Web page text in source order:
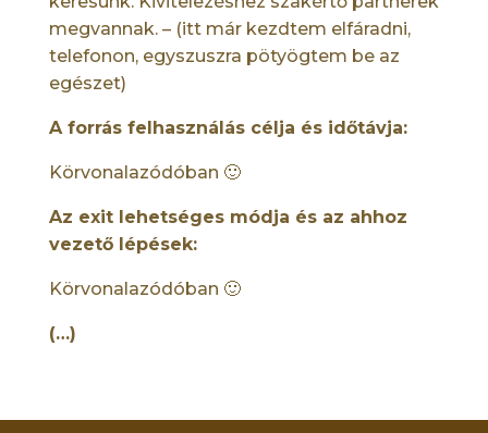
megvannak. – (itt már kezdtem elfáradni,
telefonon, egyszuszra pötyögtem be az
egészet)
A forrás felhasználás célja és időtávja:
Körvonalazódóban 🙂
Az exit lehetséges módja és az ahhoz
vezető lépések:
Körvonalazódóban 🙂
(…)